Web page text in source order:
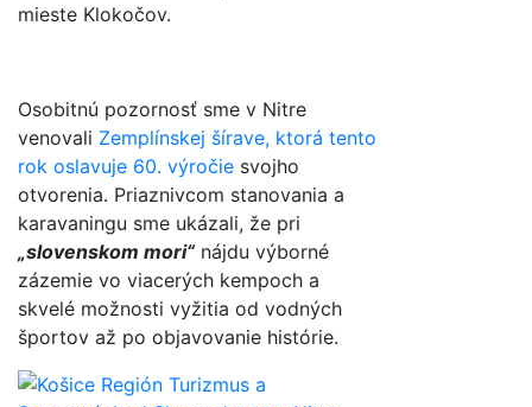
mieste Klokočov.
Osobitnú pozornosť sme v Nitre
venovali Zemplínskej šírave, ktorá tento
rok oslavuje 60. výročie svojho
otvorenia. Priaznivcom stanovania a
karavaningu sme ukázali, že pri
„slovenskom mori“nájdu výborné
zázemie vo viacerých kempoch a
skvelé možnosti vyžitia od vodných
športov až po objavovanie histórie.